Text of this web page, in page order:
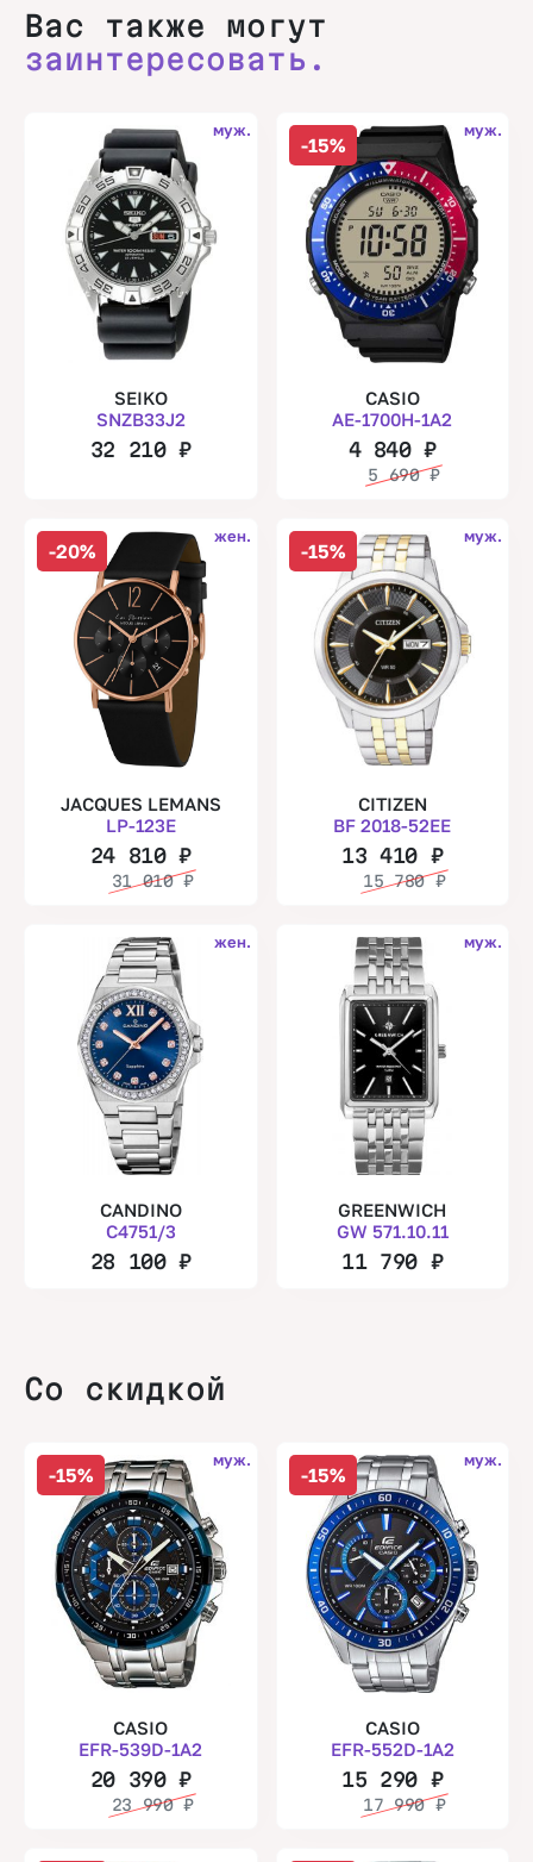
Вас также могут
заинтересовать.
муж.
SEIKO
SNZB33J2
32 210₽
-15%
муж.
CASIO
AE-1700H-1A2
4 840₽
5 690₽
-20%
жен.
JACQUES LEMANS
LP-123E
24 810₽
31 010₽
-15%
муж.
CITIZEN
BF 2018-52EE
13 410 ₽
15 780₽
жен.
CANDINO
C4751/3
28 100₽
муж.
GREENWICH
GW 571.10.11
11 790 ₽
Со скидкой
-15%
муж.
CASIO
EFR-539D-1A2
20 390₽
23 990₽
-15%
муж.
CASIO
EFR-552D-1A2
15 290 ₽
17 990₽